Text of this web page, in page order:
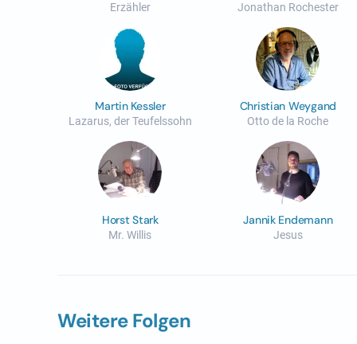
Erzähler Jonathan Rochester
Martin Kessler
Lazarus, der Teufelssohn
Christian Weygand
Otto de la Roche
Horst Stark
Mr. Willis
Jannik Endemann
Jesus
Weitere Folgen